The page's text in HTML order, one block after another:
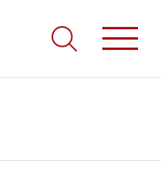
Onde as notícias
na Saúde!